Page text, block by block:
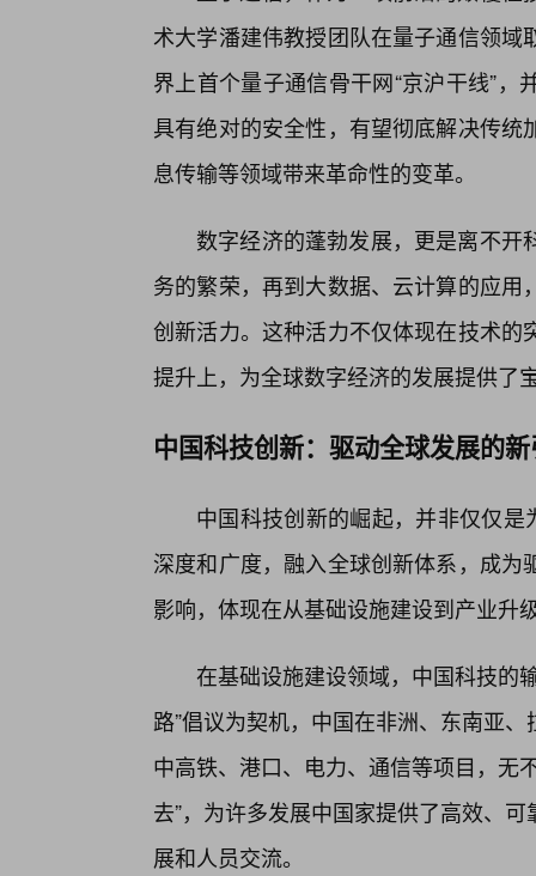
术大学潘建伟教授团队在量子通信领
界上首个量子通信骨干网“京沪干线”
具有绝对的安全性，有望彻底解决传
息传输等领域带来革命性的变革。
数字经济的蓬勃发展，更是离不
务的繁荣，再到大数据、云计算的应
创新活力。这种活力不仅体现在技术
提升上，为全球数字经济的发展提供了
中国科技创新：驱动全球发展的
中国科技创新的崛起，并非仅仅
深度和广度，融入全球创新体系，成
影响，体现在从基础设施建设到产业升
在基础设施建设领域，中国科技的
路”倡议为契机，中国在非洲、东南亚
中高铁、港口、电力、通信等项目，无
去”，为许多发展中国家提供了高效、
展和人员交流。